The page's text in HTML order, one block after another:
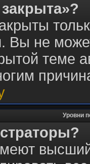
Вы не
теме
Уровни